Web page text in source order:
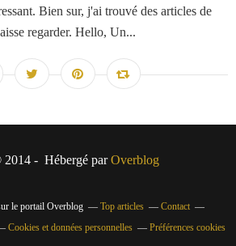
Bien sur, j'ai trouvé des articles de
regarder. Hello, Un...
2014 - Hébergé parOverblog
le portail Overblog Top articles
Contact
Cookies et données personnelles Préférences cookies